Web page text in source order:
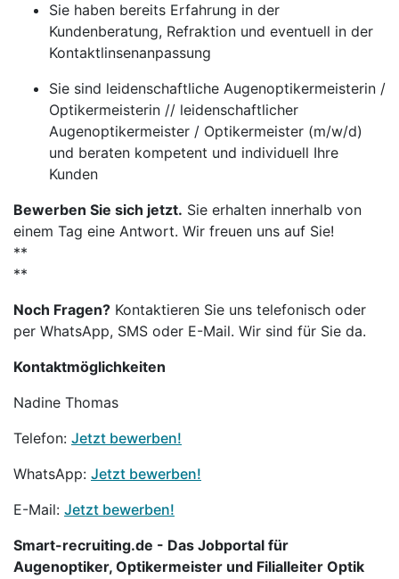
Sie haben bereits Erfahrung in der
Kundenberatung, Refraktion und eventuell in der
Kontaktlinsenanpassung
Sie sind leidenschaftliche Augenoptikermeisterin /
Optikermeisterin // leidenschaftlicher
Augenoptikermeister / Optikermeister (m/w/d)
und beraten kompetent und individuell Ihre
Kunden
Bewerben Sie sich jetzt. Sie erhalten innerhalb von
einem Tag eine Antwort. Wir freuen uns auf Sie!
**
**
Noch Fragen? Kontaktieren Sie uns telefonisch oder
per WhatsApp, SMS oder E-Mail. Wir sind für Sie da.
Kontaktmöglichkeiten
Nadine Thomas
Telefon: Jetzt bewerben!
WhatsApp: Jetzt bewerben!
E-Mail: Jetzt bewerben!
Smart-recruiting.de - Das Jobportal für
Augenoptiker, Optikermeister und Filialleiter Optik